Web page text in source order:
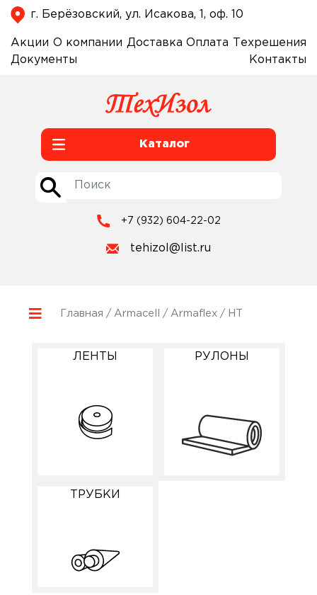
г. Берёзовский, ул. Исакова, 1, оф. 10
Акции О компании Доставка Оплата
Техрешения
Документы
Контакты
Каталог
+7 (932) 604-22-02
tehizol@list.ru
Главная / Armacell / Armaflex/ HT
ЛЕНТЫ РУЛОНЫ
ТРУБКИ